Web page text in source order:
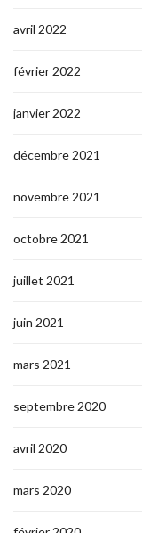
avril 2022
février 2022
janvier 2022
décembre 2021
novembre 2021
octobre 2021
juillet 2021
juin 2021
mars 2021
septembre 2020
avril 2020
mars 2020